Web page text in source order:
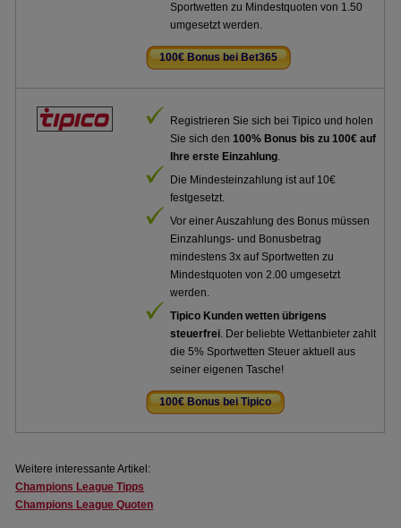
Sportwetten zu Mindestquoten von 1.50
umgesetzt werden.
100€ Bonus bei Bet365
Registrieren Sie sich bei Tipico und holen
Sie sich den100% Bonus bis zu 100€ auf
Ihre erste Einzahlung.
Die Mindesteinzahlung ist auf 10€
festgesetzt.
Vor einer Auszahlung des Bonus müssen
Einzahlungs- und Bonusbetrag
mindestens 3x auf Sportwetten zu
Mindestquoten von 2.00 umgesetzt
werden.
Tipico Kunden wetten übrigens
steuerfrei. Der beliebte Wettanbieter zahlt
die 5% Sportwetten Steuer aktuell aus
seiner eigenen Tasche!
100€ Bonus bei Tipico
Weitere interessante Artikel:
Champions League Tipps
Champions League Quoten